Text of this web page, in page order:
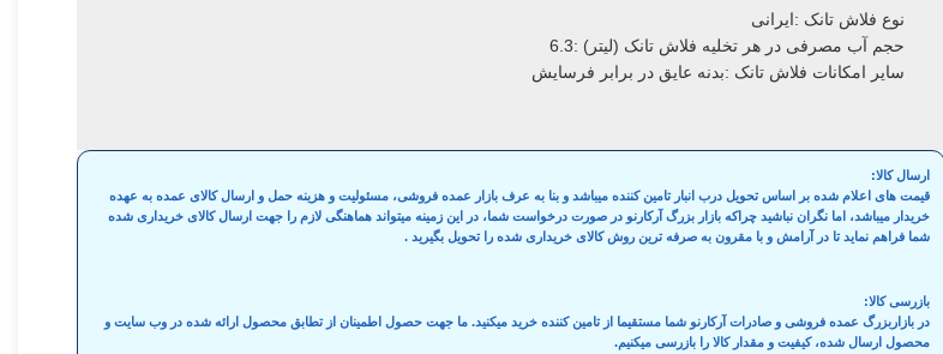
نوع فلاش تانک :ایرانی
حجم آب مصرفی در هر تخلیه فلاش تانک (لیتر) :6.3
سایر امکانات فلاش تانک :بدنه عایق در برابر فرسایش
ارسال کالا:
قیمت های اعلام شده بر اساس تحویل درب انبار تامین کننده میباشد و بنا به عرف بازار عمده فروشی، مسئولیت و هزینه حمل و ارسال کالای عمده به عهده
خریدار میباشد، اما نگران نباشید چراکه بازار بزرگ آرکارنو در صورت درخواست شما، در این زمینه میتواند هماهنگی لازم را جهت ارسال کالای خریداری شده
شما فراهم نماید تا در آرامش و با مقرون به صرفه ترین روش کالای خریداری شده را تحویل بگیرید .
بازرسی کالا:
در بازاربزرگ عمده فروشی و صادرات آرکارنو شما مستقیما از تامین کننده خرید میکنید. ما جهت حصول اطمینان از تطابق محصول ارائه شده در وب سایت و
محصول ارسال شده، کیفیت و مقدار کالا را بازرسی میکنیم.